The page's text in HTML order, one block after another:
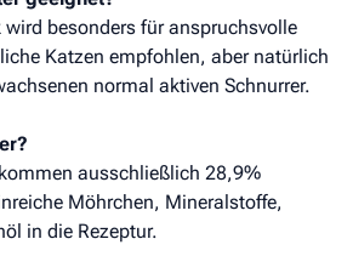
wird besonders für anspruchsvolle
Katzen empfohlen, aber natürlich
normal aktiven Schnurrer.
ausschließlich 28,9%
Möhrchen, Mineralstoffe,
in die Rezeptur.